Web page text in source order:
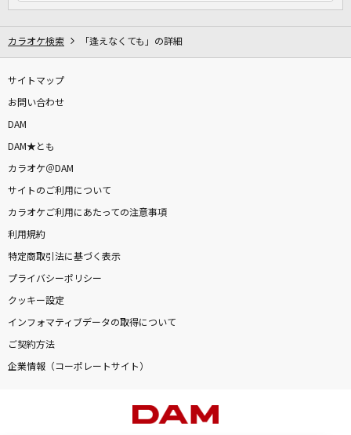
カラオケ検索 「逢えなくても」の詳細
サイトマップ
お問い合わせ
DAM
DAM★とも
カラオケ＠DAM
サイトのご利用について
カラオケご利用にあたっての注意事項
利用規約
特定商取引法に基づく表示
プライバシーポリシー
クッキー設定
インフォマティブデータの取得について
ご契約方法
企業情報（コーポレートサイト）